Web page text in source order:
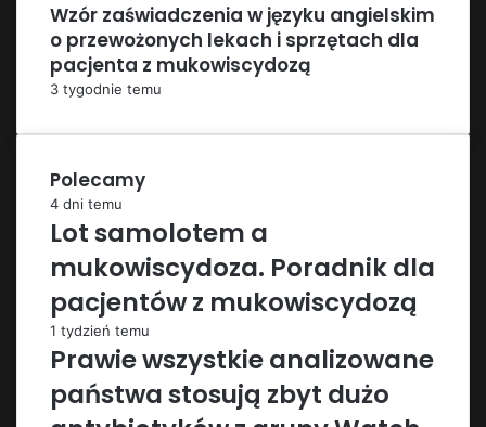
Wzór zaświadczenia w języku angielskim
o przewożonych lekach i sprzętach dla
pacjenta z mukowiscydozą
3 tygodnie temu
Polecamy
4 dni temu
Lot samolotem a
mukowiscydoza. Poradnik dla
pacjentów z mukowiscydozą
1 tydzień temu
Prawie wszystkie analizowane
państwa stosują zbyt dużo